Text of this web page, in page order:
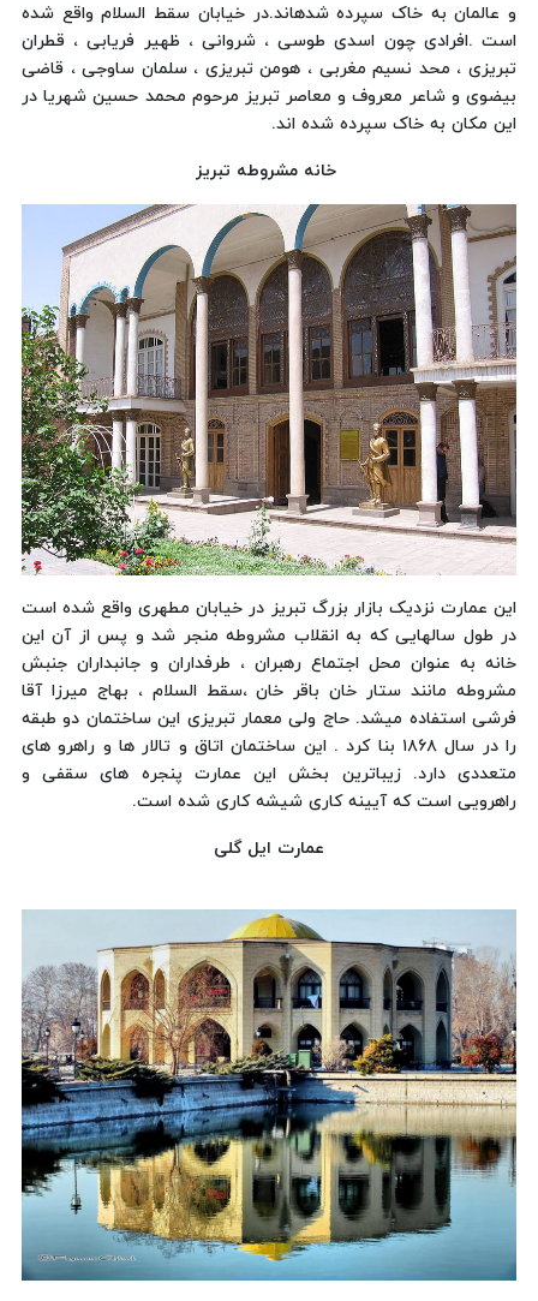
و عالمان به خاک سپرده شدهاند.در خیابان سقط السلام واقع شده
است .افرادی چون اسدی طوسی ، شروانی ، ظهیر فریابی ، قطران
تبریزی ، محد نسیم مغربی ، هومن تبریزی ، سلمان ساوجی ، قاضی
بیضوی و شاعر معروف و معاصر تبریز مرحوم محمد حسین شهریا در
این مکان به خاک سپرده شده اند.
خانه مشروطه تبریز
این عمارت نزدیک بازار بزرگ تبریز در خیابان مطهری واقع شده است
در طول سالهایی که به انقلاب مشروطه منجر شد و پس از آن این
خانه به عنوان محل اجتماع رهبران ، طرفداران و جانبداران جنبش
مشروطه مانند ستار خان باقر خان ،سقط السلام ، بهاج میرزا آقا
فرشی استفاده میشد. حاج ولی معمار تبریزی این ساختمان دو طبقه
را در سال ۱۸۶۸ بنا کرد . این ساختمان اتاق و تالار ها و راهرو های
متعددی دارد. زیباترین بخش این عمارت پنجره های سقفی و
راهرویی است که آیینه کاری شیشه کاری شده است.
عمارت ایل گلی